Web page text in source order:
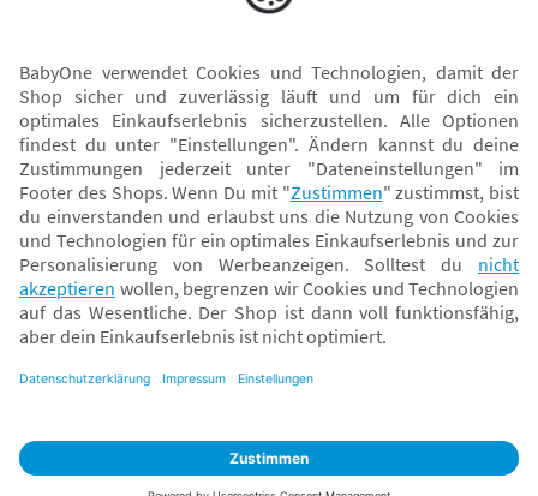
Versand mit
* Alle Preise inkl. MwSt. und ggf. zzgl.Versandkosten. Der dargestellte Preis gilt -
abhängig von der von dir gewählten Option - im BabyOne-Onlineshop oder bei
Abholung in dem von dir gewählten BabyOne-Franchise-Betrieb. Der für den
Onlineshop geltende Preis stellt bei einem Verkauf durch unsere Franchise-
Nehmer eine unverbindliche Preisempfehlung dar. Der Verkaufspreis der
daher von dem Verkaufspreis im Onlineshop abweichen. Angaben zu
Klarna.